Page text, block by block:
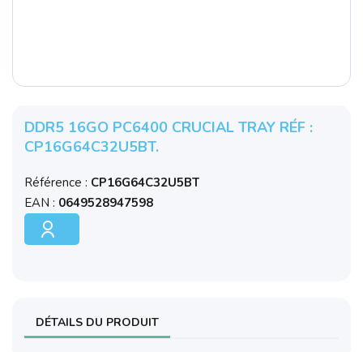
DDR5 16GO PC6400 CRUCIAL TRAY RÉF :
CP16G64C32U5BT.
Référence : CP16G64C32U5BT
EAN : 0649528947598
DÉTAILS DU PRODUIT